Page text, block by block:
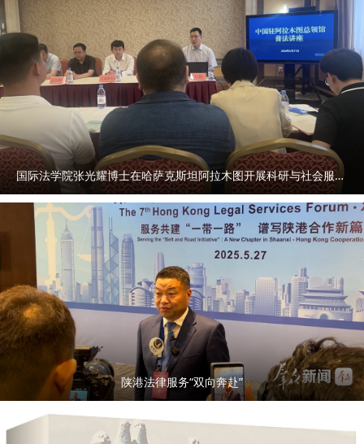
国际法学院张光耀博士在哈萨克斯坦阿拉木图开展科研与社会服务活动
陕港法律服务“双向奔赴”